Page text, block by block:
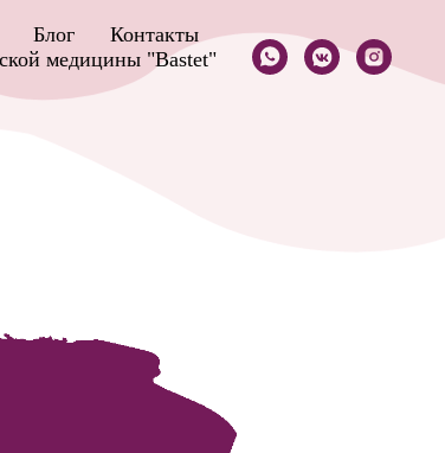
Блог
Контакты
медицины "Bastet"